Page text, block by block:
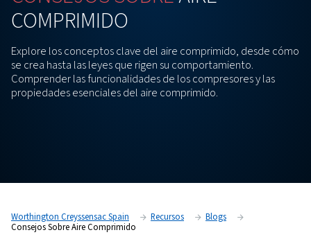
CONSEJOS
COMPRIMIDO
Explore los conceptos clave del aire comprimido,